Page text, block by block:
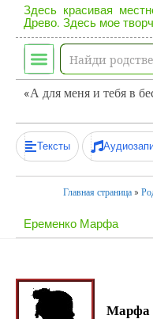
Здесь красивая
Древо. Здесь мое
«А для меня и тебя в
Тексты
Главная страница »
Еременко Марфа
Марфа